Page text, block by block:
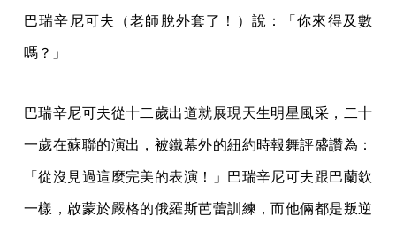
巴瑞辛尼可夫（老師脫外套了！）說：「你來得及數
嗎？」
巴瑞辛尼可夫從十二歲出道就展現天生明星風采，二十
一歲在蘇聯的演出，被鐵幕外的紐約時報舞評盛讚為：
「從沒見過這麼完美的表演！」巴瑞辛尼可夫跟巴蘭欽
一樣，啟蒙於嚴格的俄羅斯芭蕾訓練，而他倆都是叛逆